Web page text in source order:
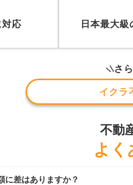
対応 日本最大級
さ
イクラ
不動
よく
に差はありますか？